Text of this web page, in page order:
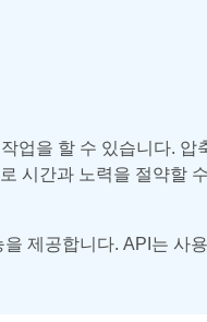
업을 할 수 있습니다. 압
시간과 노력을 절약할
제공합니다. API는 사용